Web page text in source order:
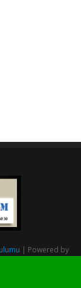
| Powered by